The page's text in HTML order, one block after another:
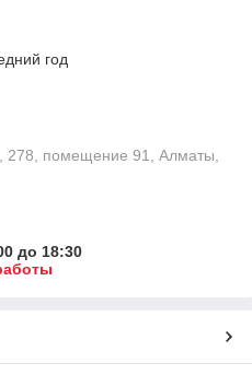
год
278, помещение 91, Алматы,
до 18:30